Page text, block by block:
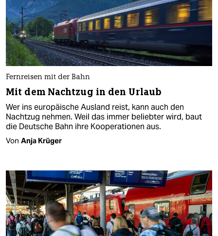
Fernreisen mit der Bahn
Mit dem Nachtzug in den Urlaub
Wer ins europäische Ausland reist, kann auch den
Nachtzug nehmen. Weil das immer beliebter wird, baut
die Deutsche Bahn ihre Kooperationen aus.
Von Anja Krüger